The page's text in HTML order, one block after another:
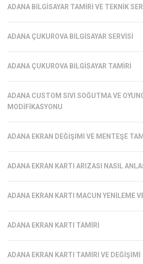
ADANA BILGISAYAR TAMIRI VE TEKNIK
ADANA ÇUKUROVA BILGISAYAR SERVISI
ADANA ÇUKUROVA BILGISAYAR TAMIRI
ADANA CUSTOM SIVI SOĞUTMA VE
MODIFIKASYONU
ADANA EKRAN DEĞIŞIMI VE MENTEŞE
ADANA EKRAN KARTI ARIZASI NASIL
ADANA EKRAN KARTI MACUN YENILEME
ADANA EKRAN KARTI TAMIRI
ADANA EKRAN KARTI TAMIRI VE DEĞIŞIMI